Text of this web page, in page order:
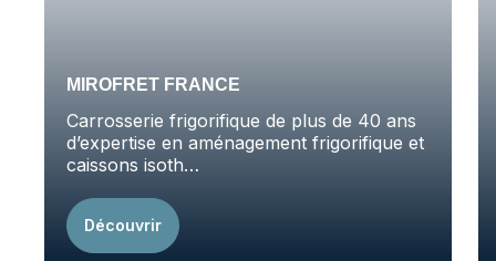
MIROFRET FRANCE
Carrosserie frigorifique de plus de 40 ans
d’expertise en aménagement frigorifique et
caissons isoth…
Découvrir